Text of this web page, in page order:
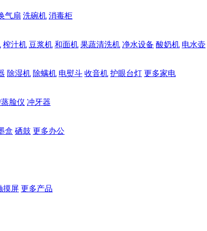
气扇 洗碗机 消毒柜
榨汁机 豆浆机 和面机 果蔬清洗机 净水设备 酸奶机 电水壶
除湿机 除螨机 电熨斗 收音机 护眼台灯 更多家电
脸仪 冲牙器
盒 硒鼓 更多办公
摸屏 更多产品